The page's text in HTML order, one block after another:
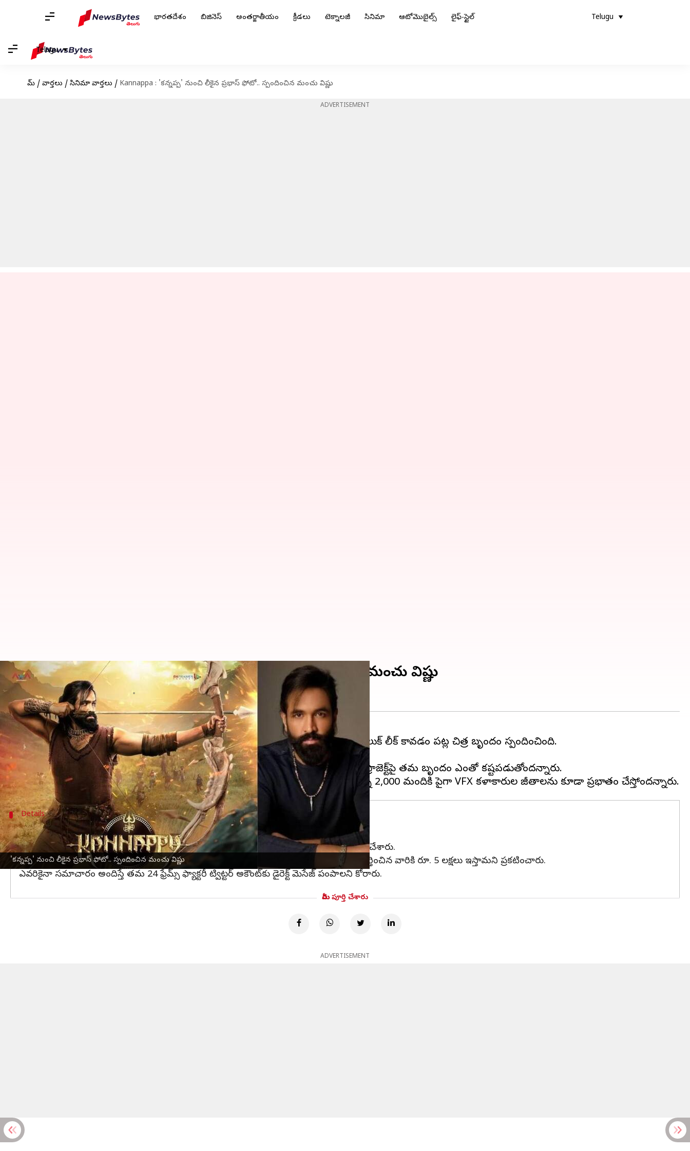
భారతదేశం బిజినెస్ అంతర్జాతీయం క్రీడలు టెక్నాలజీ సినిమా ఆటోమొబైల్స్ లైఫ్-స్టైల్ Telugu
Telugu
హోమ్ / వార్తలు / సినిమా వార్తలు / Kannappa : 'కన్నప్ప' నుంచి లీకైన ప్రభాస్ ఫోటో.. స్పందించిన మంచు విష్ణు
ADVERTISEMENT
'కన్నప్ప' నుంచి లీకైన ప్రభాస్ ఫోటో.. స్పందించిన మంచు విష్ణు
Kannappa : 'కన్నప్ప' నుంచి లీకైన ప్రభాస్ ఫోటో.. స్పందించిన మంచు విష్ణు
వ్రాసిన వారు Jayachandra Akuri Nov 09, 2024
ఈ వార్తాకథనం ఏంటి
మంచు విష్ణుహీరోగా నటిస్తున్న పాన్ ఇండియా చిత్రం 'కన్నప్ప' నుండి రెబల్ స్టార్ ప్రభాస్ ఫస్ట్ లుక్ లీక్ కావడం పట్ల చిత్ర బృందం స్పందించింది.
ఈ నేపథ్యంలో నిర్మాత, హీరో మంచు విష్ణు ఒక అధికారిక లేఖను విడుదల చేశారు.
కన్నప్ప కోసం గడచిన ఎనిమిదేళ్లుగా కృషి చేస్తున్నామని, రెండు సంవత్సరాల నిబద్ధతతో ఈ ప్రాజెక్ట్‌పై తమ బృందం ఎంతో కష్టపడుతోందన్నారు.
Details
కేసు నమోదు చేస్తాం
ఈ ఘటనపై పోలీస్ కేసు నమోదు చేస్తామన్నారు. ఇక లీక్ ఫుటేజ్‌ను షేర్ చేయకుండా ఉండాలని విజ్ఞప్తి చేశారు.
ఈ లీక్ ఫుటేజ్‌ను ఎవరైనా షేర్ చేస్తే, చట్టపరమైన చర్యలు తీసుకుంటామన్నారు. లీక్ చేసిన వారిని గుర్తించిన వారికి రూ. 5 లక్షలు ఇస్తామని ప్రకటించారు.
ఎవరికైనా సమాచారం అందిస్తే తమ 24 ఫ్రేమ్స్ ఫ్యాక్టరీ ట్విట్టర్ అకౌంట్‌కు డైరెక్ట్ మెసేజ్ పంపాలని కోరారు.
మీరు పూర్తి చేశారు
ADVERTISEMENT